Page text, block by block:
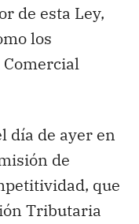
de esta Ley,
los
día de ayer en
de
que
Tributaria